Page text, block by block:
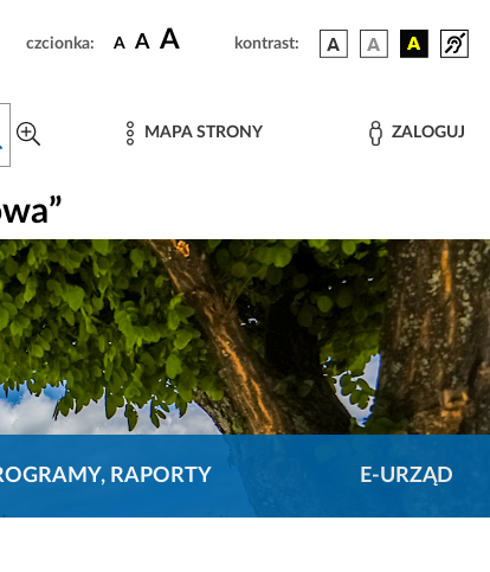
czcionka: A A A kontrast:
MAPA STRONY ZALOGUJ
RAPORTY E-URZĄD